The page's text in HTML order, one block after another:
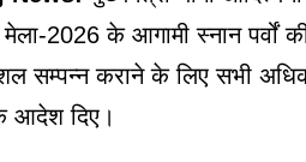
2026 के आगामी स्नान पर्वों की
सम्पन्न कराने के लिए सभी
आदेश दिए।